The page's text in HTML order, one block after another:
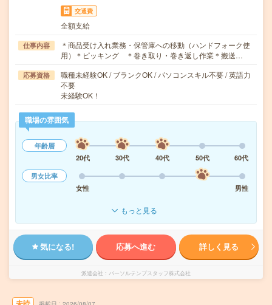
交通費
全額支給
仕事内容
＊商品受け入れ業務・保管庫への移動（ハンドフォーク使
用）＊ピッキング ＊巻き取り・巻き返し作業＊搬送…
応募資格
職種未経験OK / ブランクOK / パソコンスキル不要 / 英語力
不要
未経験OK！
職場の雰囲気
年齢層
20代
30代 40代 50代
60代
男女比率
女性
男性
もっと見る
気になる! 応募へ進む 詳しく見る
派遣会社 パーソルテンプスタッフ株式会社